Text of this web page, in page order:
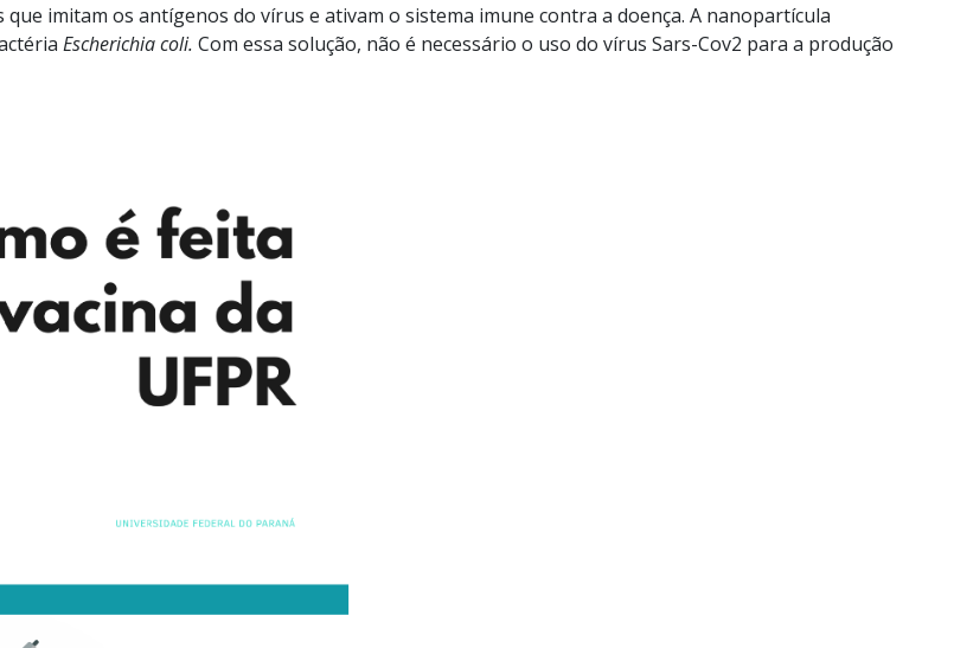
imitam os antígenos do vírus e ativam o sistema imune contra a doença. A nanopartícula
Escherichia coli. Com essa solução, não é necessário o uso do vírus Sars-Cov2 para a produção